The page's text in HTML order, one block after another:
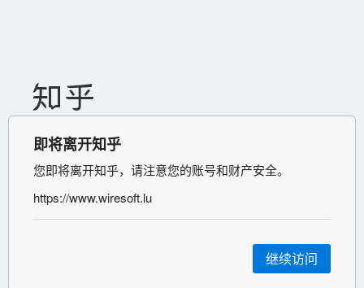
即将离开知乎
您即将离开知乎，请注意您的账号和财产安全。
https://www.wiresoft.lu
继续访问